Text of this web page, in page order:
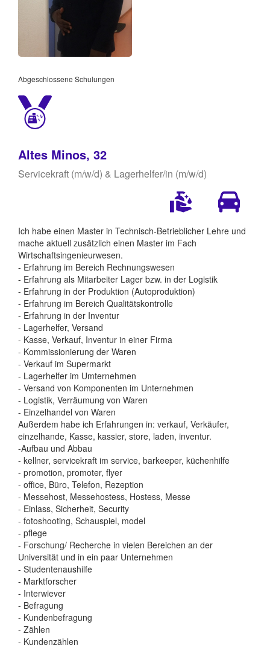
Abgeschlossene Schulungen
Altes Minos, 32
Servicekraft (m/w/d) & Lagerhelfer/in (m/w/d)
Ich habe einen Master in Technisch-Betrieblicher Lehre und
mache aktuell zusätzlich einen Master im Fach
Wirtschaftsingenieurwesen.
- Erfahrung im Bereich Rechnungswesen
- Erfahrung als Mitarbeiter Lager bzw. in der Logistik
- Erfahrung in der Produktion (Autoproduktion)
- Erfahrung im Bereich Qualitätskontrolle
- Erfahrung in der Inventur
- Lagerhelfer, Versand
- Kasse, Verkauf, Inventur in einer Firma
- Kommissionierung der Waren
- Verkauf im Supermarkt
- Lagerhelfer im Umternehmen
- Versand von Komponenten im Unternehmen
- Logistik, Verräumung von Waren
- Einzelhandel von Waren
Außerdem habe ich Erfahrungen in: verkauf, Verkäufer,
einzelhande, Kasse, kassier, store, laden, inventur.
-Aufbau und Abbau
- kellner, servicekraft im service, barkeeper, küchenhilfe
- promotion, promoter, flyer
- office, Büro, Telefon, Rezeption
- Messehost, Messehostess, Hostess, Messe
- Einlass, Sicherheit, Security
- fotoshooting, Schauspiel, model
- pflege
- Forschung/ Recherche in vielen Bereichen an der
Universität und in ein paar Unternehmen
- Studentenaushilfe
- Marktforscher
- Interwiever
- Befragung
- Kundenbefragung
- Zählen
- Kundenzählen